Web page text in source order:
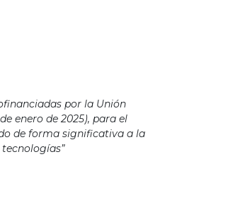
por la Unión
enero de 2025), para el
de forma significativa a la